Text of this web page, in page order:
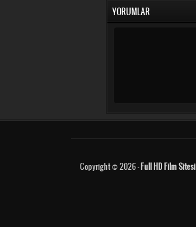
YORUMLAR
Copyright © 2026 -Full HD Film Sitesi